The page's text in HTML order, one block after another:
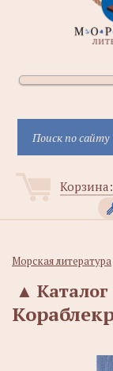
Корзина:
Морская литература
Каталог
▲